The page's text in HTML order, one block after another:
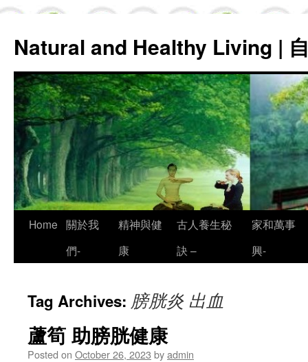
Natural and Healthy Living |
Skip
Home 關於我
們-
精神與健
康
古人養生秘
訣 –
家和萬事
興-
Tag Archives: 膀胱炎 出血
蘆筍 助膀胱健康
Posted on October 26, 2023 byadmin